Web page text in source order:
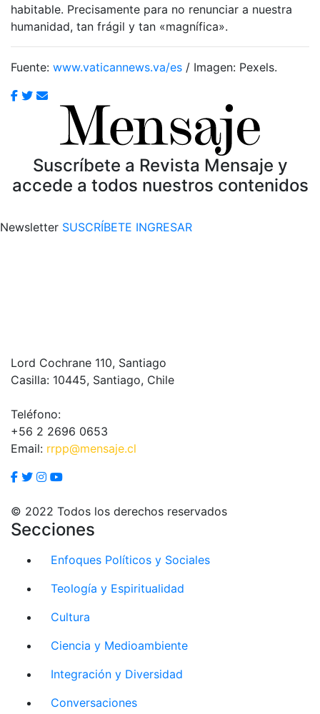
habitable. Precisamente para no renunciar a nuestra
humanidad, tan frágil y tan «magnífica».
Fuente: www.vaticannews.va/es / Imagen: Pexels.
Suscríbete a Revista Mensaje y
accede a todos nuestros contenidos
Newsletter SUSCRÍBETE INGRESAR
Lord Cochrane 110, Santiago
Casilla: 10445, Santiago, Chile
Teléfono:
+56 2 2696 0653
Email: rrpp@mensaje.cl
© 2022 Todos los derechos reservados
Secciones
Enfoques Políticos y Sociales
Teología y Espiritualidad
Cultura
Ciencia y Medioambiente
Integración y Diversidad
Conversaciones